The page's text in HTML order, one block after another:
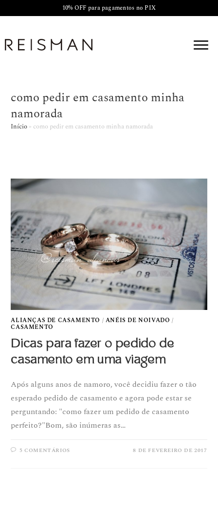
10% OFF para pagamentos no PIX
como pedir em casamento minha
namorada
Início » como pedir em casamento minha namorada
ALIANÇAS DE CASAMENTO / ANÉIS DE NOIVADO /
CASAMENTO
Dicas para fazer o pedido de
casamento em uma viagem
Após alguns anos de namoro, você decidiu fazer o tão
esperado pedido de casamento e agora pode estar se
perguntando: "como fazer um pedido de casamento
perfeito?"Bom, são inúmeras as…
5 COMENTÁRIOS 8 DE FEVEREIRO DE 2017